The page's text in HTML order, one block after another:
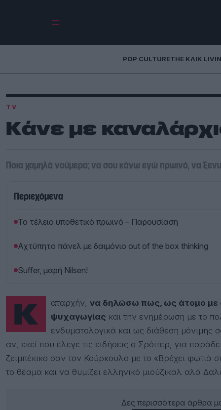
POP CULTURETHE ΚΛΙΚ
TV
Κάνε με
Ποια χαμηλά νούμερα; να σου κάνω εγώ πρωινό, να
Περιεχόμενα
Το τέλειο υποθετικό πρωινό – Παρουσίαση
Αχτύπητο πάνελ με δαιμόνιο out of the box thinking
Suffer, μαρή Nilsen!
Καταρχήν, να δηλώσω πως, ως άτομο με
ψυχαγωγίας και την ενημέρωση με το
ενδυματολογικά και ως διάθεση μόνιμης
αν, εκεί που έλεγε τις ειδήσεις ο Σρόιτερ, για
ζεϊμπέκικο σαν τον Κούρκουλο με το «Βρέχει φωτιά
το θέαμα και να θυμίζει ελληνικό μιούζικαλ αλά
Δες περισσότερα άρθρα